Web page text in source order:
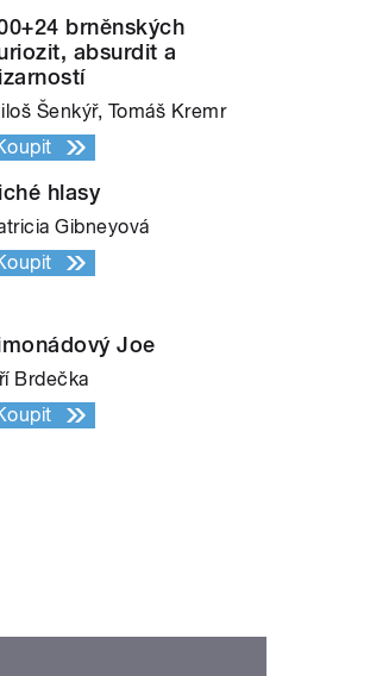
brněnských
absurdit a
Šenkýř, Tomáš Kremr
hlasy
Gibneyová
Joe
Brdečka